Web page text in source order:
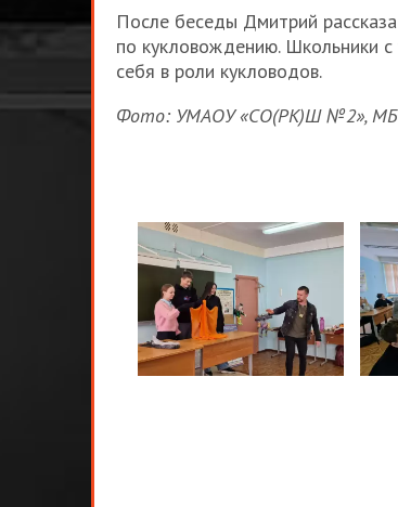
После беседы Дмитрий
по кукловождению. Школьники с
себя в роли кукловодов.
Фото: УМАОУ «СО(РК)Ш №2»,